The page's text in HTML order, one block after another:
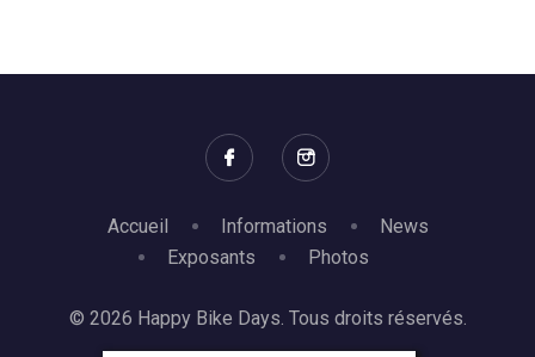
Accueil Informations
News
Exposants
Photos
© 2026 Happy Bike Days. Tous droits réservés.